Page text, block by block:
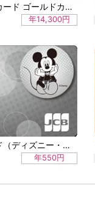
ディズニーJCBカード ゴールドカード（蒸気船ウィリー（ゴールド））
年14,300円
日専連JCBカード（ディズニー・デザイン）
年550円